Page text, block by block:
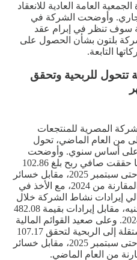
العامة العادية للانعقاد
23 ديسمبر الجاري. وأوضحت الشركة في
سوف تنظر في إبرام عقد
بلتون بشأن الحصول على
التابعة.
تتحول للربحية وتحقق
المصرية للمنتجعات
من العام الماضي، تحول
على أساس سنوي. وأوضحت
الشركة في بيان لبورصة مصر أنها حققت صافي ربح بلغ 102.86
مليون جنيه خلال الفترة من يناير حتى سبتمبر 2025، مقابل خسائر
بلغت 556.49 مليون جنيه بالفترة المقارنة من 2024، مع الأخذ في
إيرادات نشاط الشركة خلال
التسعة أشهر إلى 885.25 مليون جنيه، مقابل إيرادات بقيمة 482.08
مليون جنيه بالفترة المقارنة من 2024. وعلى صعيد القوائم المالية
غير المجمعة تحولت الشركة المستقلة إلى الربحية لتحقق 107.17
مليون جنيه خلال الفترة من يناير حتى سبتمبر 2025، مقابل خسائر